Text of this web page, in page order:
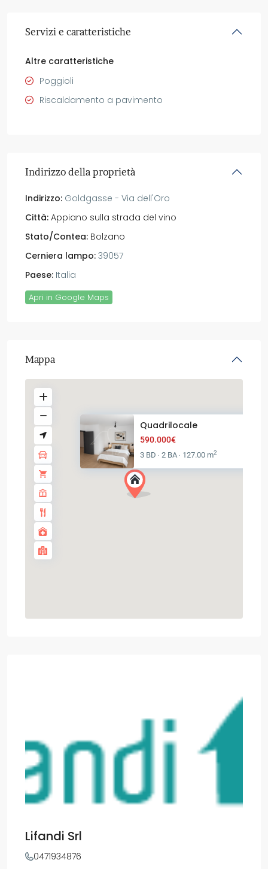
Servizi e caratteristiche
Altre caratteristiche
Poggioli
Riscaldamento a pavimento
Indirizzo della proprietà
Indirizzo: Goldgasse - Via dell'Oro
Città: Appiano sulla strada del vino
Stato/Contea: Bolzano
Cerniera lampo: 39057
Paese: Italia
Apri in Google Maps
Mappa
Quadrilocale
590.000€
3 BD · 2 BA · 127.00 m2
Lifandi Srl
0471934876